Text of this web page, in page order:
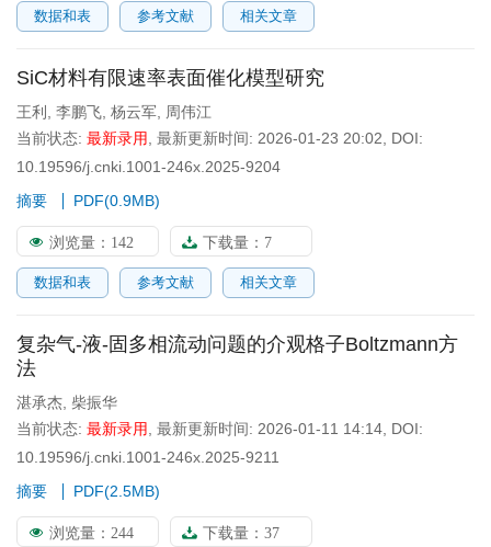
数据和表 参考文献 相关文章
SiC材料有限速率表面催化模型研究
王利 李鹏飞 杨云军
周伟江
当前状态: 最新录用 最新更新时间: 2026-01-23 20:02
DOI:
10.19596/j.cnki.1001-246x.2025-9204
摘要
PDF(0.9MB)
浏览量： 142 下载量： 7
数据和表 参考文献 相关文章
复杂气-液-固多相流动问题的介观格子Boltzmann方
法
湛承杰 柴振华
当前状态: 最新录用 最新更新时间: 2026-01-11 14:14 DOI:
10.19596/j.cnki.1001-246x.2025-9211
摘要
PDF(2.5MB)
浏览量： 244 下载量： 37